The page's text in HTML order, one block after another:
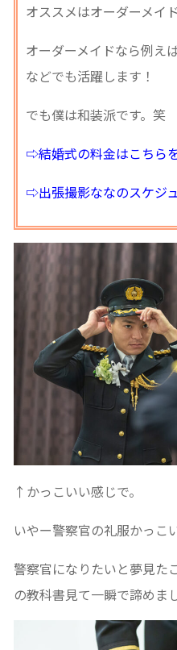
オススメはオーダーメイド
オーダーメイドなら例え
などでも活躍します！
でも僕は和装派です。笑
⇨結婚式の料金はこちら
⇨出張撮影ななのスケジ
↑かっこいい感じで。
いやー警察官の礼服かっこ
警察官になりたいと夢見た
の教科書見て一瞬で諦めま